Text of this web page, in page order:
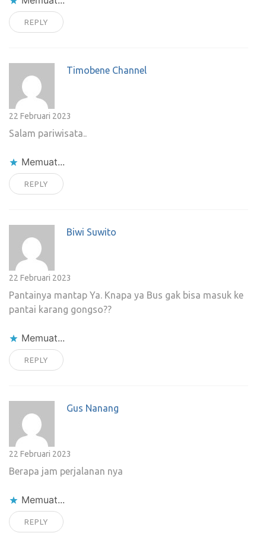
REPLY
Timobene Channel
22 Februari 2023
Salam pariwisata..
Memuat...
REPLY
Biwi Suwito
22 Februari 2023
Pantainya mantap Ya. Knapa ya Bus gak bisa masuk ke
pantai karang gongso??
Memuat...
REPLY
Gus Nanang
22 Februari 2023
Berapa jam perjalanan nya
Memuat...
REPLY